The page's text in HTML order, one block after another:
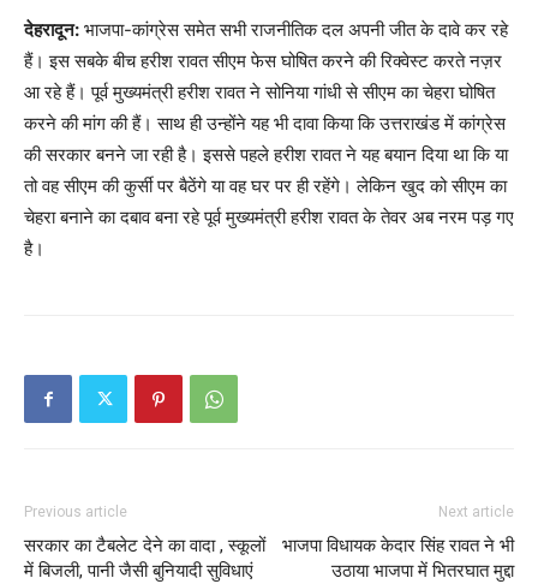
देहरादून: भाजपा-कांग्रेस समेत सभी राजनीतिक दल अपनी जीत के दावे कर रहे
हैं। इस सबके बीच हरीश रावत सीएम फेस घोषित करने की रिक्वेस्ट करते नज़र
आ रहे हैं। पूर्व मुख्यमंत्री हरीश रावत ने सोनिया गांधी से सीएम का चेहरा घोषित
करने की मांग की हैं। साथ ही उन्होंने यह भी दावा किया कि उत्तराखंड में कांग्रेस
की सरकार बनने जा रही है। इससे पहले हरीश रावत ने यह बयान दिया था कि या
तो वह सीएम की कुर्सी पर बैठेंगे या वह घर पर ही रहेंगे। लेकिन खुद को सीएम का
चेहरा बनाने का दबाव बना रहे पूर्व मुख्यमंत्री हरीश रावत के तेवर अब नरम पड़ गए
है।
Previous article
सरकार का टैबलेट देने का वादा , स्कूलों
में बिजली, पानी जैसी बुनियादी सुविधाएं
Next article
भाजपा विधायक केदार सिंह रावत ने भी
उठाया भाजपा में भितरघात मुद्दा